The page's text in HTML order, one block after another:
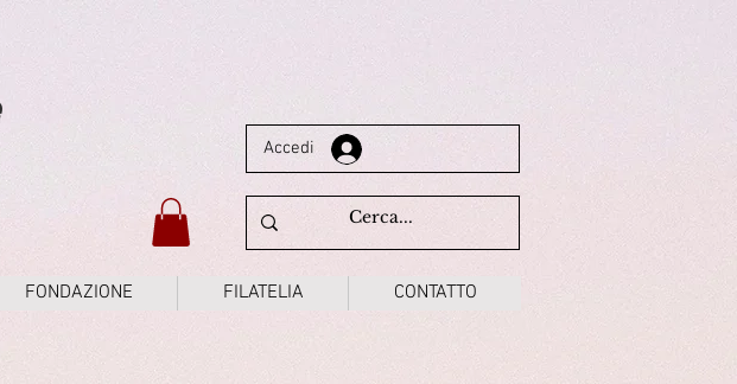
Accedi
FONDAZIONE FILATELIA CONTATTO